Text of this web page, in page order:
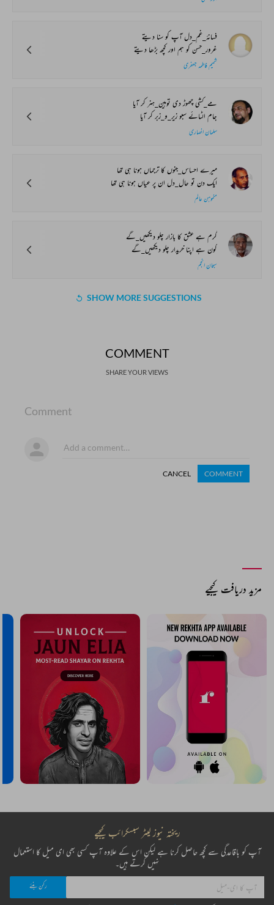
فسانۂ_غم_دل آپ کو سنا دیتے
غرور_حسن کو ہم اور کچھ بڑھا دیتے
شمیم فاطمہ جعفری
مے_کشی چھوڑ دی توہین_ہنر کر آیا
جام الٹائے سبو زیر_و_زبر کر آیا
سلمان انصاری
میرے احساس_جنوں کا ترجماں ہونا ہی تھا
ایک دن تو حال_دل ان پر عیاں ہونا ہی تھا
منموہن عالم
گرم ہے عشق کا بازار چلو دیکھیں_گے
کون ہے اپنا خریدار چلو دیکھیں_گے
سبحان انجم
SHOW MORE SUGGESTIONS
COMMENT
SHARE YOUR VIEWS
Comment
CANCEL COMMENT
مزید دریافت کیجیے
ریختہ نیوز لیٹر سبسکرائب کیجیے
آپ کو باقاعدگی سے کچھ حاصل کرنا ہے لیکن اس کے علاوہ آپ کسی بھی ای میل کا استعمال
نہیں کرتے ہیں۔